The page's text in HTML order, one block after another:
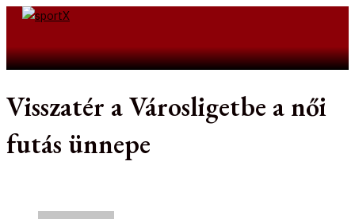
Skip
Visszatér a Városligetbe a női
futás ünnepe